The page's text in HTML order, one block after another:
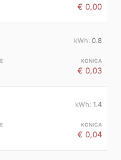
€ 0,00
0.8
€ 0,03
1.4
€ 0,04